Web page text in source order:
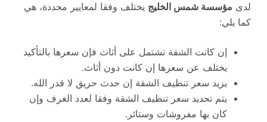
لدى مؤسسة شمس الخليج يختلف وفقا لمعايير محددة، هي
كما يلي:
إن كانت الشقة تشتمل على أثاث فإن سعرها بالتأكيد
يختلف عن سعرها إن كانت دون أثاث.
يزيد سعر تنظيف الشقة إن حدث حريق لا قدر الله.
يتم تحديد سعر تنظيف الشقة وفقا لعدد الغرف وإن
كان بها مفروشات وستائر.